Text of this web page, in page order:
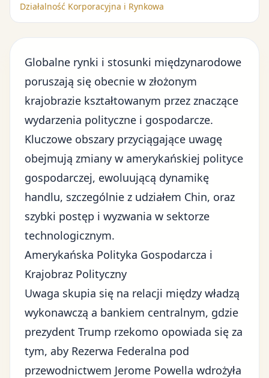
Działalność Korporacyjna i Rynkowa
Globalne rynki i stosunki międzynarodowe
poruszają się obecnie w złożonym
krajobrazie kształtowanym przez znaczące
wydarzenia polityczne i gospodarcze.
Kluczowe obszary przyciągające uwagę
obejmują zmiany w amerykańskiej polityce
gospodarczej, ewoluującą dynamikę
handlu, szczególnie z udziałem Chin, oraz
szybki postęp i wyzwania w sektorze
technologicznym.
Amerykańska Polityka Gospodarcza i
Krajobraz Polityczny
Uwaga skupia się na relacji między władzą
wykonawczą a bankiem centralnym, gdzie
prezydent Trump rzekomo opowiada się za
tym, aby Rezerwa Federalna pod
przewodnictwem Jerome Powella wdrożyła